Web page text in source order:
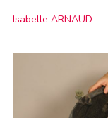
Isabelle ARNAUD —